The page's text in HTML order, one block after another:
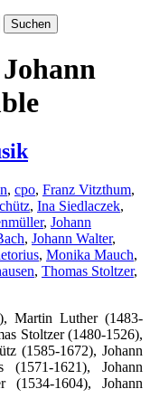
, cpo, Franz Vitzthum,
, Ina Siedlaczek,
, Johann
, Johann Walter,
, Monika Mauch,
, Thomas Stoltzer,
Martin Luther (1483-
Stoltzer (1480-1526),
(1585-1672), Johann
(1571-1621), Johann
(1534-1604), Johann